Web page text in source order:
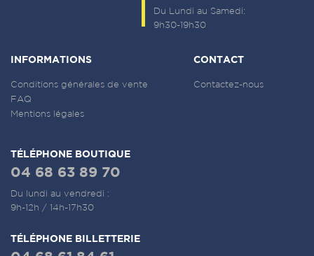
Du Lundi au Samedi:
9h30-19h30
INFORMATIONS
Conditions générales de vente
FAQ
Mentions légales
TÉLÉPHONE BOUTIQUE
04 68 63 89 70
Du lundi au vendredi :
9h-12h / 14h-17h30
TÉLÉPHONE BILLETTERIE
CONTACT
Contactez-nous